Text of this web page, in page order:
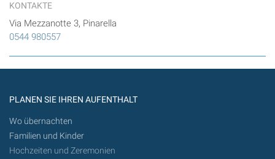
KONTAKTE
Via Mezzanotte 3, Pinarella
0544 980557
PLANEN SIE IHREN AUFENTHALT
Wo übernachten
Familien und Kinder
Hochzeiten und Zeremonien